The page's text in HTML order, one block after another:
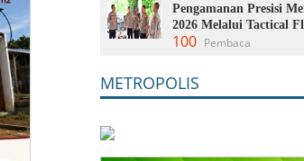
Pengamanan Presisi
2026 Melalui Tactical
100 Pembaca
METROPOLIS